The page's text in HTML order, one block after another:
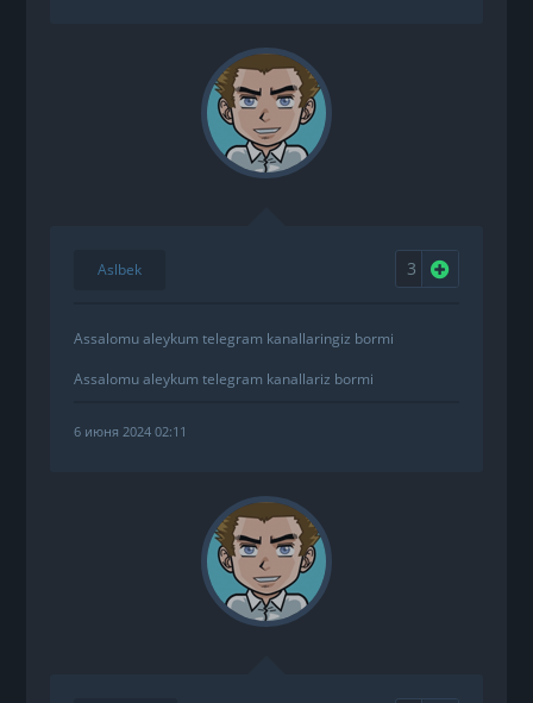
Aslbek 3 Нравится
Assalomu aleykum telegram kanallaringiz bormi
Assalomu aleykum telegram kanallariz bormi
6 июня 2024 02:11